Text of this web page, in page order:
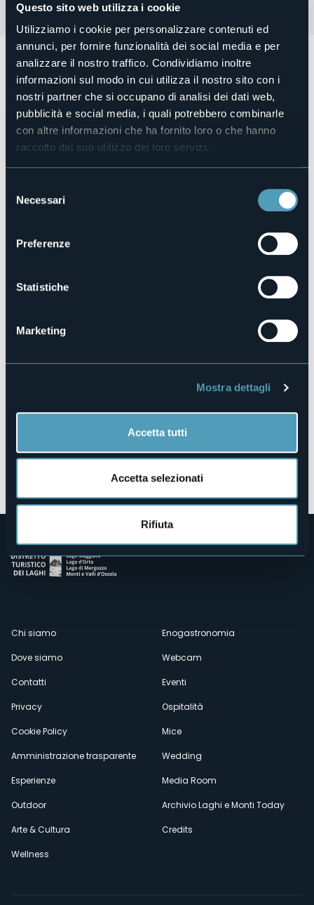
Questo sito web utilizza i cookie
Utilizziamo i cookie per personalizzare contenuti ed
annunci, per fornire funzionalità dei social media e per
analizzare il nostro traffico. Condividiamo inoltre
informazioni sul modo in cui utilizza il nostro sito con i
nostri partner che si occupano di analisi dei dati web,
pubblicità e social media, i quali potrebbero combinarle
con altre informazioni che ha fornito loro o che hanno
raccolto dal suo utilizzo dei loro servizi.
delNecessari
Preferenze
Statistiche
Marketing
Mostra dettagli
Accetta tutti
Accetta selezionati
Rifiuta
Venerdì 06 Ottobre si svolge ilTrail del Calvario 2024
21km a coppie e 11Km individuali con pacco gara per
entrambe le gare.
Partenza alle ore 9:00 da Piazza Mercato.
Regolamento e iscrizioni, direttamente sul sitocliccando
Organizzatore
Atletica Avis Ossolana
Telefono
Sito web
28845 - Domodossola (VB)
Menù
secondario
Chi siamo
Dove siamo
Contatti
Privacy
Cookie Policy
Amministrazione trasparente
Esperienze
Outdoor
Arte & Cultura
Wellness
Enogastronomia
Webcam
Eventi
Ospitalità
Mice
Wedding
Media Room
Archivio Laghi e Monti Today
Credits